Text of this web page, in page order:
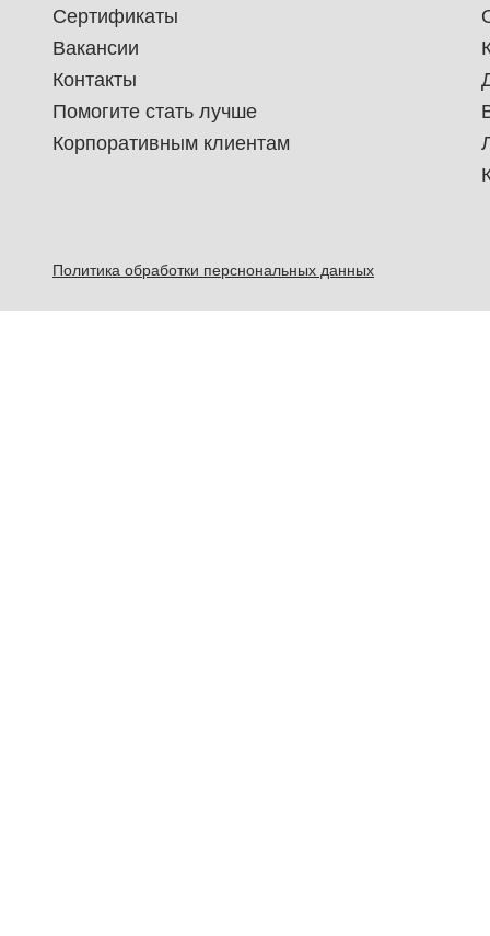
Сертификаты
Вакансии
Контакты
Помогите стать лучше
Корпоративным клиентам
Политика обработки перснональных данных